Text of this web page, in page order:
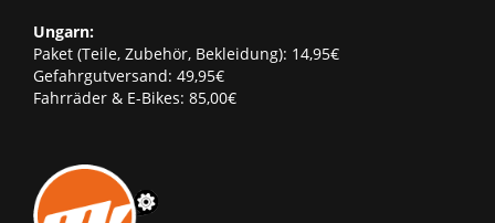
Ungarn:
Paket (Teile, Zubehör, Bekleidung): 14,95€
Gefahrgutversand: 49,95€
Fahrräder & E-Bikes: 85,00€